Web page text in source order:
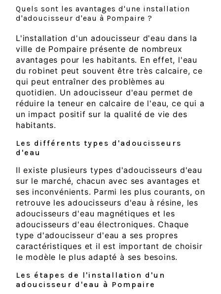
Quels sont les avantages d'une installation
d'adoucisseur d'eau à Pompaire ?
L'installation d'un adoucisseur d'eau dans la
ville de Pompaire présente de nombreux
avantages pour les habitants. En effet, l'eau
du robinet peut souvent être très calcaire, ce
qui peut entraîner des problèmes au
quotidien. Un adoucisseur d'eau permet de
réduire la teneur en calcaire de l'eau, ce qui a
un impact positif sur la qualité de vie des
habitants.
Les différents types d'adoucisseurs
d'eau
Il existe plusieurs types d'adoucisseurs d'eau
sur le marché, chacun avec ses avantages et
ses inconvénients. Parmi les plus courants, on
retrouve les adoucisseurs d'eau à résine, les
adoucisseurs d'eau magnétiques et les
adoucisseurs d'eau électroniques. Chaque
type d'adoucisseur d'eau a ses propres
caractéristiques et il est important de choisir
le modèle le plus adapté à ses besoins.
Les étapes de l'installation d'un
adoucisseur d'eau à Pompaire